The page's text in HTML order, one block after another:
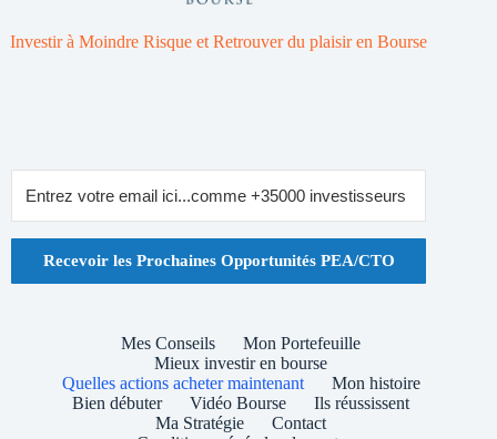
Investir à Moindre Risque et Retrouver du plaisir en Bourse
Recevoir les Prochaines Opportunités PEA/CTO
Mes Conseils
Mon Portefeuille
Mieux investir en bourse
Quelles actions acheter maintenant
Mon histoire
Bien débuter
Vidéo Bourse
Ils réussissent
Ma Stratégie
Contact